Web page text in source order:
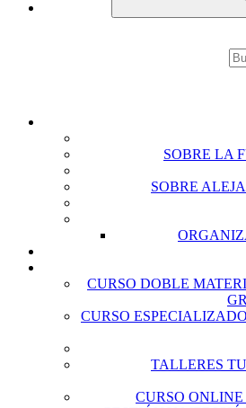
SOBRE LA
SOBRE
CURSO DOBLE
CURSO
TALLERES
CURSO